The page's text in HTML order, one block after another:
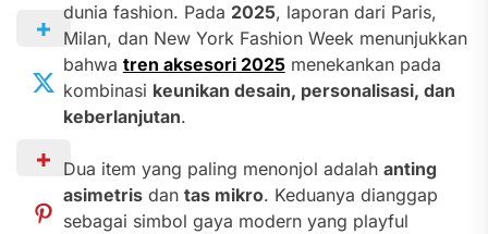
dunia fashion. Pada 2025, laporan dari Paris,
Milan, dan New York Fashion Week menunjukkan
bahwa tren aksesori 2025menekankan pada
kombinasi keunikan desain, personalisasi, dan
keberlanjutan.
Dua item yang paling menonjol adalah anting
asimetrisdan tas mikro. Keduanya dianggap
sebagai simbol gaya modern yang playful